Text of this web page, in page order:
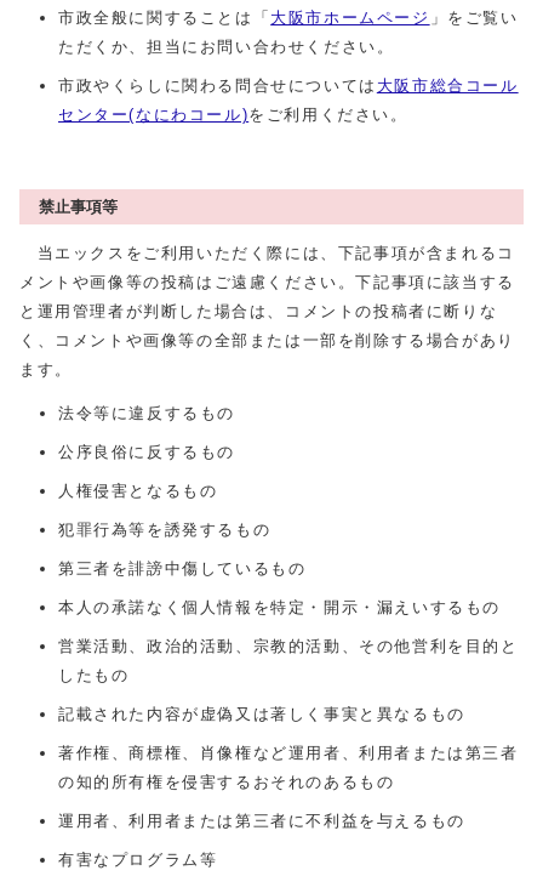
市政全般に関することは「 大阪市ホームページ 」をご覧い
ただくか、担当にお問い合わせください。
市政やくらしに関わる問合せについては 大阪市総合コール
センター(なにわコール)をご利用ください。
禁止事項等
当エックスをご利用いただく際には、下記事項が含まれるコ
メントや画像等の投稿はご遠慮ください。下記事項に該当する
と運用管理者が判断した場合は、コメントの投稿者に断りな
く、コメントや画像等の全部または一部を削除する場合があり
ます。
法令等に違反するもの
公序良俗に反するもの
人権侵害となるもの
犯罪行為等を誘発するもの
第三者を誹謗中傷しているもの
本人の承諾なく個人情報を特定・開示・漏えいするもの
営業活動、政治的活動、宗教的活動、その他営利を目的と
したもの
記載された内容が虚偽又は著しく事実と異なるもの
著作権、商標権、肖像権など運用者、利用者または第三者
の知的所有権を侵害するおそれのあるもの
運用者、利用者または第三者に不利益を与えるもの
有害なプログラム等